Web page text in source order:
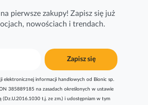
pierwsze zakupy! Zapisz się już
nowościach i trendach.
Zapisz się
elektronicznej informacji handlowych od Bionic sp.
385889185 na zasadach określonych w ustawie
t.j. ze zm.) i udostępniam w tym